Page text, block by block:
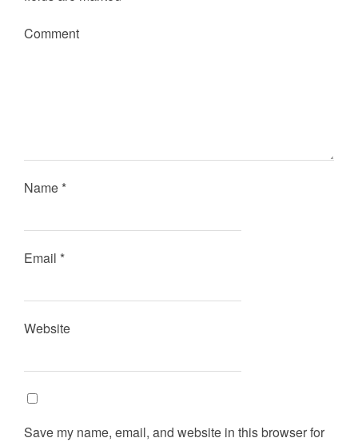
Comment
Name *
Email *
Website
Save my name, email, and website in this browser for